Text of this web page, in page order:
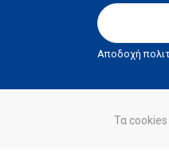
Αποδοχή
© euronics 2020
Τα